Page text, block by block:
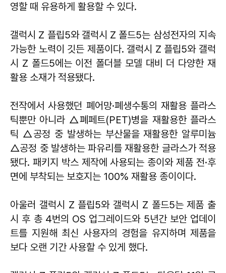
영할 때 유용하게 활용할 수 있다.
갤럭시 Z 플립5와 갤럭시 Z 폴드5는 삼성전자의 지속
가능한 노력이 깃든 제품이다. 갤럭시 Z 플립5와 갤럭
시 Z 폴드5에는 이전 폴더블 모델 대비 더 다양한 재
활용 소재가 적용됐다.
전작에서 사용했던 폐어망·폐생수통의 재활용 플라스
틱뿐만 아니라 △폐페트(PET)병을 재활용한 플라스
틱 △공정 중 발생하는 부산물을 재활용한 알루미늄
△공정 중 발생하는 파유리를 재활용한 글라스가 적용
됐다. 패키지 박스 제작에 사용되는 종이와 제품 전·후
면에 부착되는 보호지는 100% 재활용 종이이다.
아울러 갤럭시 Z 플립5와 갤럭시 Z 폴드5는 제품 출
시 후 총 4번의 OS 업그레이드와 5년간 보안 업데이
트를 지원해 최신 사용자의 경험을 유지하며 제품을
보다 오랜 기간 사용할 수 있게 했다.